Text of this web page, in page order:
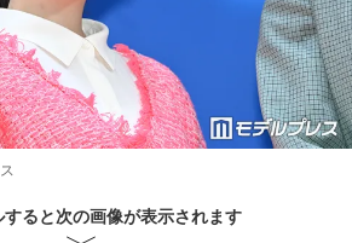
すると次の画像が表示されます